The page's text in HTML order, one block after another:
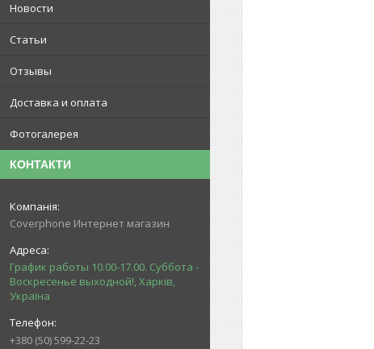
Новости
Статьи
Отзывы
Доставка и оплата
Фотогалерея
КОНТАКТИ
Coverphone Интернет магазин
График работы 10.00-17.00. Суббота -
Воскресенье выходной!, Харків,
Україна
+380 (50) 599-22-23